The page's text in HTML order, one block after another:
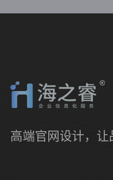
高端官网设计，让